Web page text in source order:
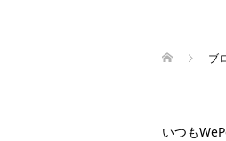
ブ
いつも